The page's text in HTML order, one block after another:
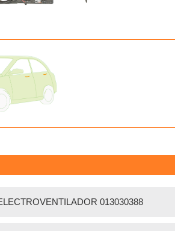
013030388